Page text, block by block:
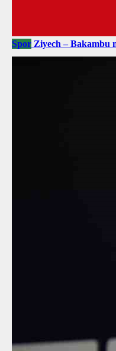
Spor Ziyech – Bakambu